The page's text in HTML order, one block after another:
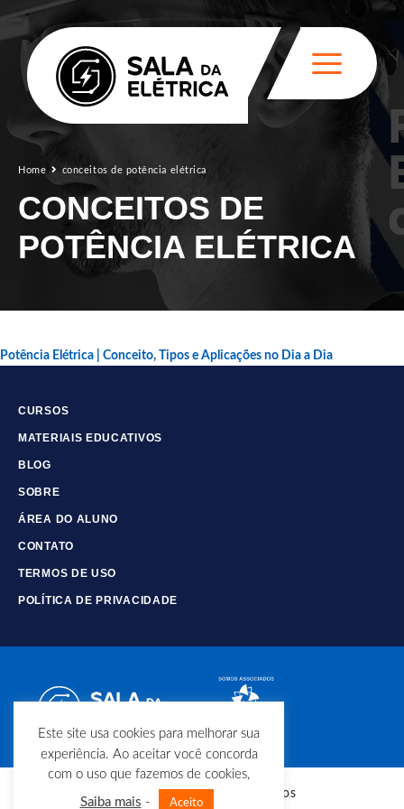
Home conceitos de potência elétrica
CONCEITOS DE
POTÊNCIA ELÉTRICA
Potência Elétrica | Conceito, Tipos e Aplicações no Dia a Dia
CURSOS
MATERIAIS EDUCATIVOS
BLOG
SOBRE
ÁREA DO ALUNO
CONTATO
TERMOS DE USO
POLÍTICA DE PRIVACIDADE
© Copyright - Todos os direitos
Este site usa cookies para melhorar sua
experiência. Ao aceitar você concorda
com o uso que fazemos de cookies,
Saiba mais - Aceito